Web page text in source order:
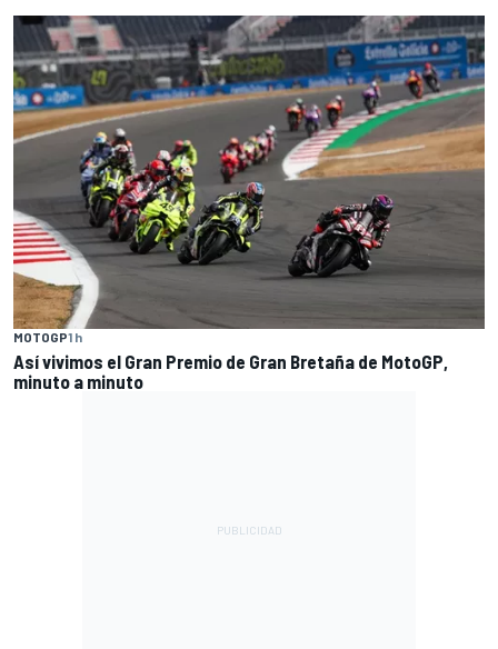
MOTOGP1 h
Así vivimos el Gran Premio de Gran Bretaña de MotoGP,
minuto a minuto